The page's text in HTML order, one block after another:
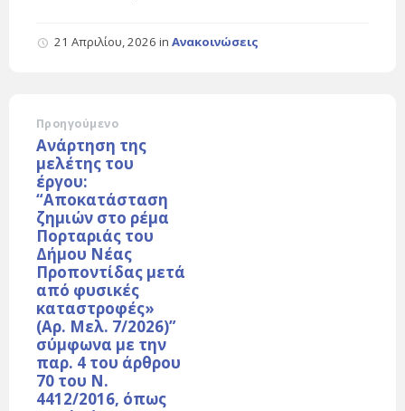
21 Απριλίου, 2026 in Ανακοινώσεις
Προηγούμενο
Ανάρτηση της
μελέτης του
έργου:
“Αποκατάσταση
ζημιών στο ρέμα
Πορταριάς του
Δήμου Νέας
Προποντίδας μετά
από φυσικές
καταστροφές»
(Αρ. Μελ. 7/2026)”
σύμφωνα με την
παρ. 4 του άρθρου
70 του Ν.
4412/2016, όπως